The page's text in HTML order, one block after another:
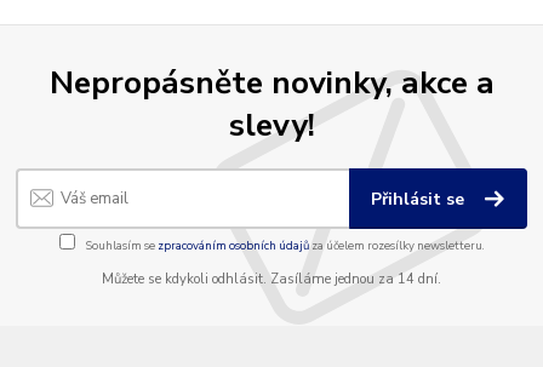
Nepropásněte novinky, akce a
slevy!
Přihlásit se
Souhlasím se zpracováním osobních údajůza účelem rozesílky newsletteru.
Můžete se kdykoli odhlásit. Zasíláme jednou za 14 dní.